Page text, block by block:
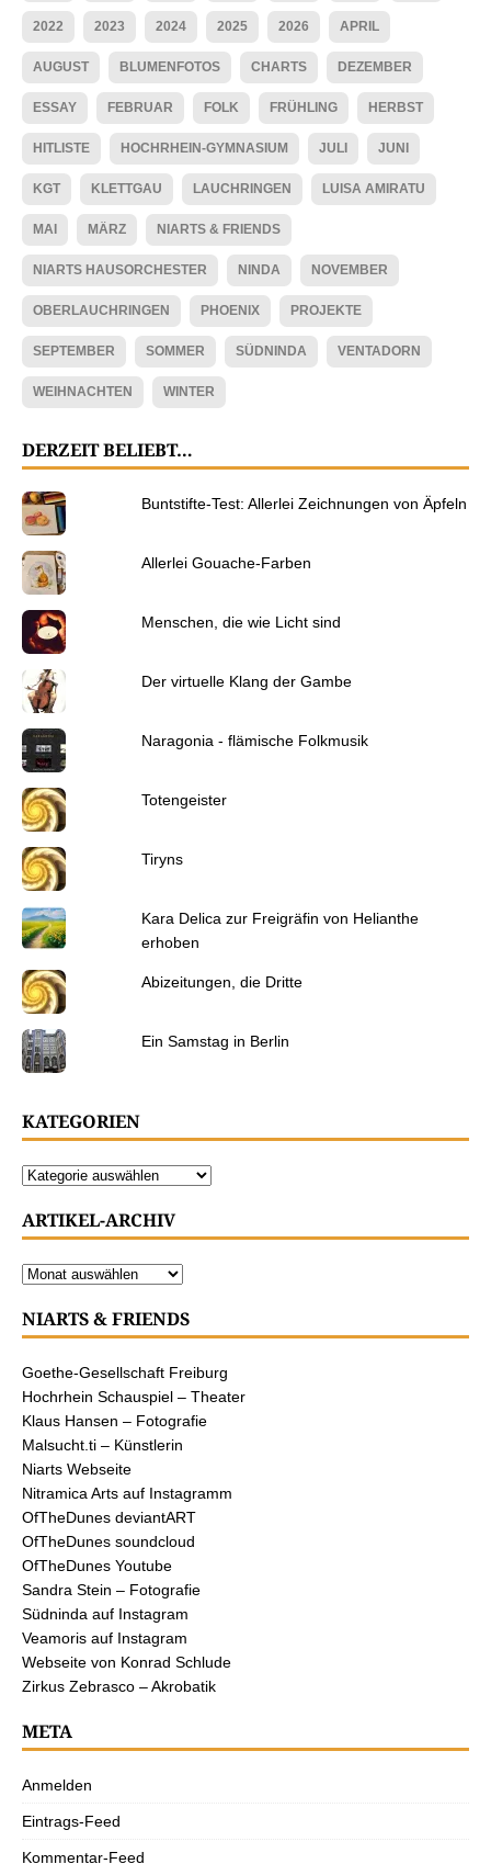
2022 2023 2024 2025 2026 APRIL
AUGUST BLUMENFOTOS CHARTS DEZEMBER
ESSAY FEBRUAR FOLK FRÜHLING HERBST
HITLISTE HOCHRHEIN-GYMNASIUM JULI JUNI
KGT KLETTGAU LAUCHRINGEN LUISA AMIRATU
MAI MÄRZ NIARTS & FRIENDS
NIARTS HAUSORCHESTER NINDA NOVEMBER
OBERLAUCHRINGEN PHOENIX PROJEKTE
SEPTEMBER SOMMER SÜDNINDA VENTADORN
WEIHNACHTEN WINTER
DERZEIT BELIEBT…
Buntstifte-Test: Allerlei Zeichnungen von Äpfeln
Allerlei Gouache-Farben
Menschen, die wie Licht sind
Der virtuelle Klang der Gambe
Naragonia - flämische Folkmusik
Totengeister
Tiryns
Kara Delica zur Freigräfin von Helianthe
erhoben
Abizeitungen, die Dritte
Ein Samstag in Berlin
KATEGORIEN
ARTIKEL-ARCHIV
NIARTS & FRIENDS
Goethe-Gesellschaft Freiburg
Hochrhein Schauspiel – Theater
Klaus Hansen – Fotografie
Malsucht.ti – Künstlerin
Niarts Webseite
Nitramica Arts auf Instagramm
OfTheDunes deviantART
OfTheDunes soundcloud
OfTheDunes Youtube
Sandra Stein – Fotografie
Südninda auf Instagram
Veamoris auf Instagram
Webseite von Konrad Schlude
Zirkus Zebrasco – Akrobatik
META
Anmelden
Eintrags-Feed
Kommentar-Feed